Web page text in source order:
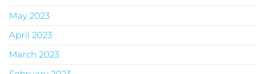
May 2023
April 2023
March 2023